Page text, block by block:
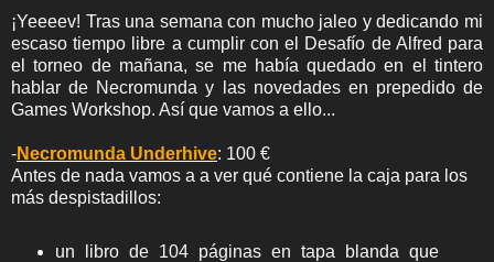
¡Yeeeev! Tras una semana con mucho jaleo y dedicando mi
escaso tiempo libre a cumplir con el Desafío de Alfred para
el torneo de mañana, se me había quedado en el tintero
hablar de Necromunda y las novedades en prepedido de
Games Workshop. Así que vamos a ello...
-Necromunda Underhive: 100 €
Antes de nada vamos a a ver qué contiene la caja para los
más despistadillos:
un libro de 104 páginas en tapa blanda que